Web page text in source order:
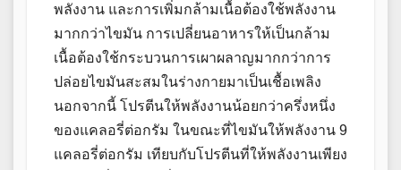
พลังงาน และการเพิ่มกล้ามเนื้อต้องใช้พลังงาน
มากกว่าไขมัน การเปลี่ยนอาหารให้เป็นกล้าม
เนื้อต้องใช้กระบวนการเผาผลาญมากกว่าการ
ปล่อยไขมันสะสมในร่างกายมาเป็นเชื้อเพลิง
นอกจากนี้ โปรตีนให้พลังงานน้อยกว่าครึ่งหนึ่ง
ของแคลอรี่ต่อกรัม ในขณะที่ไขมันให้พลังงาน 9
แคลอรี่ต่อกรัม เทียบกับโปรตีนที่ให้พลังงานเพียง